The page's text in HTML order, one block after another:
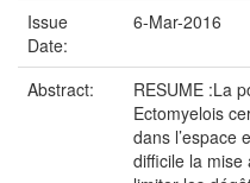
Issue
Date:
6-Mar-2016
Abstract:
RESUME :La
Ectomyelois
dans l’espace
difficile la mise